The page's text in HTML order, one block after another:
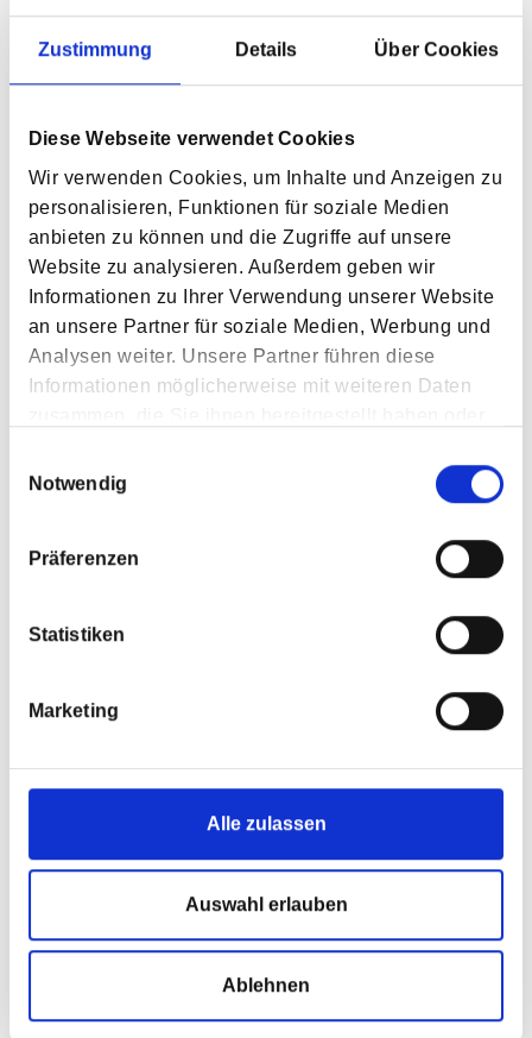
Zustimmung Details Über Cookies
Diese Webseite verwendet Cookies
Wir verwenden Cookies, um Inhalte und Anzeigen zu
personalisieren, Funktionen für soziale Medien
anbieten zu können und die Zugriffe auf unsere
Website zu analysieren. Außerdem geben wir
Informationen zu Ihrer Verwendung unserer Website
an unsere Partner für soziale Medien, Werbung und
Analysen weiter. Unsere Partner führen diese
Informationen möglicherweise mit weiteren Daten
gesammelt haben.
Notwendig
Präferenzen
Statistiken
Marketing
Alle zulassen
Auswahl erlauben
Ablehnen
Piding
Mauthauser Str. 1-6
D-83451 Piding
Fax +49 (0)8651-9829-109
Im Speck 4
Tel. +49 (0)8663-542-0